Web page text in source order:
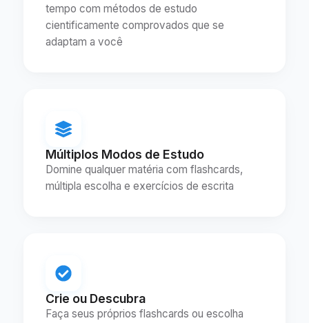
tempo com métodos de estudo
cientificamente comprovados que se
adaptam a você
Múltiplos Modos de Estudo
Domine qualquer matéria com flashcards,
múltipla escolha e exercícios de escrita
Crie ou Descubra
Faça seus próprios flashcards ou escolha